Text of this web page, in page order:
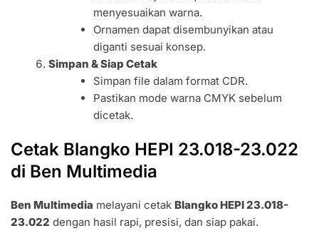
menyesuaikan warna.
Ornamen dapat disembunyikan atau
diganti sesuai konsep.
Simpan & Siap Cetak
Simpan file dalam format CDR.
Pastikan mode warna CMYK sebelum
dicetak.
Cetak Blangko HEPI 23.018-23.022
di Ben Multimedia
Ben Multimedia melayani cetak Blangko HEPI 23.018-
23.022 dengan hasil rapi, presisi, dan siap pakai.